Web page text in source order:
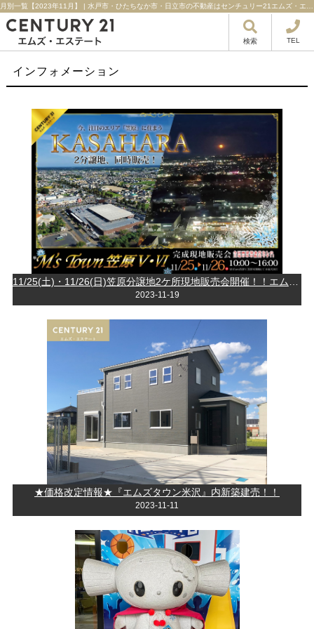
検索 TEL
インフォメーション
11/25(土)・11/26(日)笠原分譲地2ケ所現地販売会開催！！エムズタウン笠原Ⅴ・笠原Ⅵ人気の笠原エリアに建築条件なし開発分譲地新登場♪
2023-11-19
★価格改定情報★『エムズタウン米沢』内新築建売！！
2023-11-11